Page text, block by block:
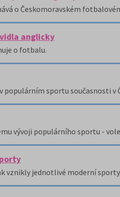
o Českomoravském
anglicky
o fotbalu.
populárním sportu současnosti v
vývoji populárního sportu -
vznikly jednotlivé moderní